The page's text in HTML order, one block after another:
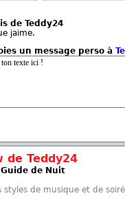
de Teddy24
jaime.
un message perso à
de Teddy24
de Nuit
styles de musique et de